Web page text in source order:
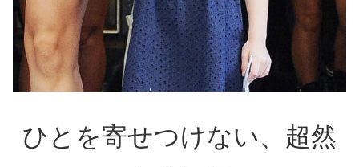
ひとを寄せつけない、超然